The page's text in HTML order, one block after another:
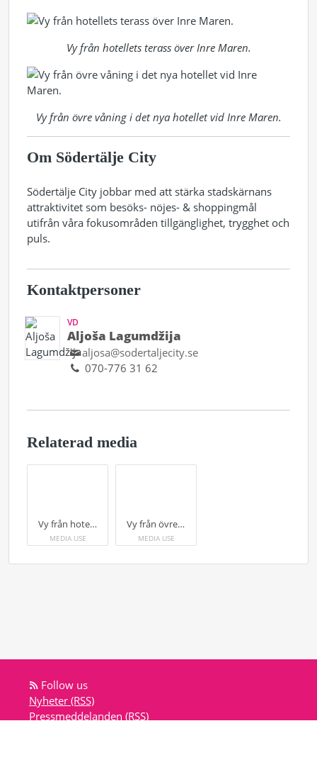
Vy från hotellets terass över Inre Maren.
Vy från övre våning i det nya hotellet vid Inre Maren.
Om Södertälje City
Södertälje City jobbar med att stärka stadskärnans
attraktivitet som besöks- nöjes- & shoppingmål
utifrån våra fokusområden tillgänglighet, trygghet och
puls.
Kontaktpersoner
VD
Aljoša Lagumdžija
aljosa@sodertaljecity.se
070-776 31 62
Relaterad media
Vy från hotellets terass över Inre Maren.
MEDIA USE
Vy från övre våning i det nya hotellet vid Inre Maren.
MEDIA USE
Follow us
Nyheter (RSS)
Pressmeddelanden (RSS)